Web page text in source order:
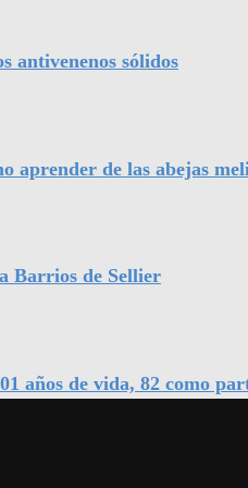
antivenenos sólidos
aprender de las abejas
Barrios de Sellier
años de vida, 82 como